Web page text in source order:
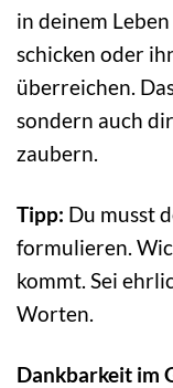
in deinem
schicken oder
überreichen.
sondern auch
zaubern.
Tipp: Du musst
formulieren.
kommt. Sei
Worten.
Dankbarkeit im